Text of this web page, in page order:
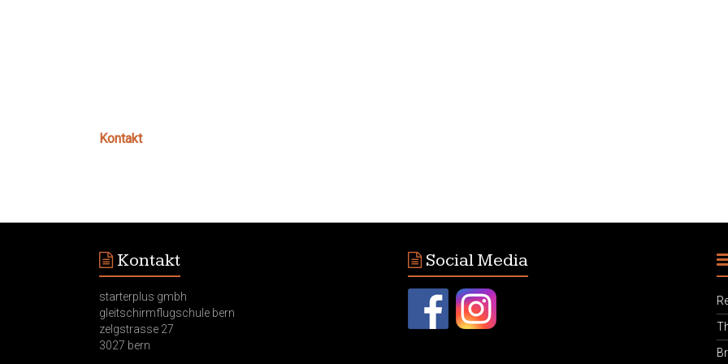
Kontakt
Kontakt
starterplus gmbh
gleitschirmflugschule bern
zelgstrasse 27
3027 bern
Social Media